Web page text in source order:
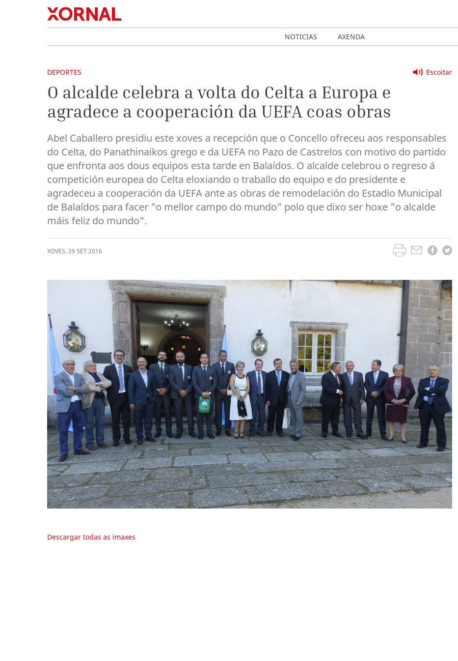
NOTICIAS AXENDA
Escoitar
DEPORTES
O alcalde celebra a volta do Celta a Europa e
agradece a cooperación da UEFA coas obras
Abel Caballero presidiu este xoves a recepción que o Concello ofreceu aos responsables
do Celta, do Panathinaikos grego e da UEFA no Pazo de Castrelos con motivo do partido
que enfronta aos dous equipos esta tarde en Balaídos. O alcalde celebrou o regreso á
competición europea do Celta eloxiando o traballo do equipo e do presidente e
agradeceu a cooperación da UEFA ante as obras de remodelación do Estadio Municipal
de Balaídos para facer "o mellor campo do mundo" polo que dixo ser hoxe "o alcalde
máis feliz do mundo".
XOVES, 29 SET2016
Descargar todas as imaxes